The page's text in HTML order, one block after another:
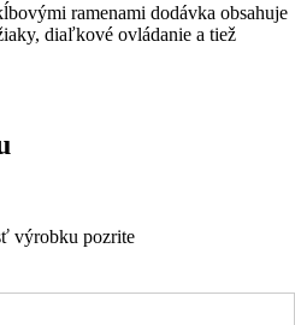
ramenami dodávka obsahuje
diaľkové ovládanie a tiež
výrobku pozrite